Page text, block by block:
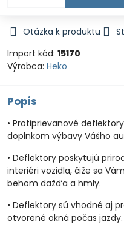
Otázka k produktu
Import kód: 15170
Výrobca: Heko
Popis
• Protiprievanové
doplnkom výbavy Vášho
• Deflektory poskytujú
interiéri vozidla, čiže sa
behom dažďa a hmly.
• Deflektory sú vhodné aj
otvorené okná počas jazdy.